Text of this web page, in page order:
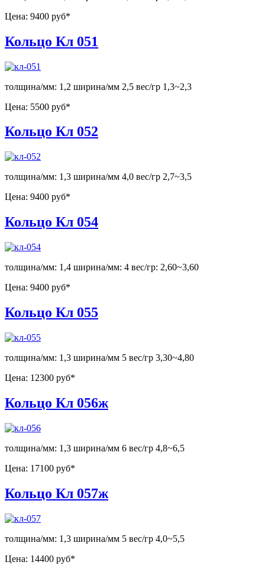
Цена: 9400 руб*
Кольцо Кл 051
толщина/мм: 1,2 ширина/мм 2,5 вес/гр 1,3~2,3
Цена: 5500 руб*
Кольцо Кл 052
толщина/мм: 1,3 ширина/мм 4,0 вес/гр 2,7~3,5
Цена: 9400 руб*
Кольцо Кл 054
толщина/мм: 1,4 ширина/мм: 4 вес/гр: 2,60~3,60
Цена: 9400 руб*
Кольцо Кл 055
толщина/мм: 1,3 ширина/мм 5 вес/гр 3,30~4,80
Цена: 12300 руб*
Кольцо Кл 056ж
толщина/мм: 1,3 ширина/мм 6 вес/гр 4,8~6,5
Цена: 17100 руб*
Кольцо Кл 057ж
толщина/мм: 1,3 ширина/мм 5 вес/гр 4,0~5,5
Цена: 14400 руб*